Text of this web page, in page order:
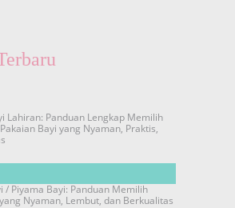
Lahiran: Panduan Lengkap Memilih
Bayi yang Nyaman, Praktis,
/ Piyama Bayi: Panduan Memilih
Nyaman, Lembut, dan Berkualitas